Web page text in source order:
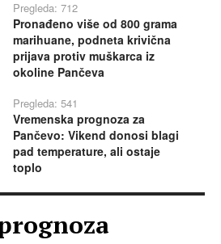
Pregleda: 712
Pronađeno više od 800 grama
marihuane, podneta krivična
prijava protiv muškarca iz
okoline Pančeva
Pregleda: 541
Vremenska prognoza za
Pančevo: Vikend donosi blagi
pad temperature, ali ostaje
toplo